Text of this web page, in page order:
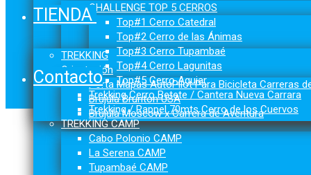
CHALLENGE TOP 5 CERROS
Top#1 Cerro Catedral
Top#2 Cerro de las Ánimas
Top#3 Cerro Tupambaé
Top#4 Cerro Lagunitas
Top#5 Cerro Aguiar
Trekking Cerro Betete / Cantera Nueva Carrara
Trekking / Rappel 70mts Cerro de los Cuervos
TREKKING CAMP
Cabo Polonio CAMP
La Serena CAMP
Tupambaé CAMP
TIENDA
TREKKING
Orientación
Porta Mapas AutoPilot Para Bicicleta Carreras
Brújula Brunton USA
Brújula Moscow x Carrera de Aventura
Contacto